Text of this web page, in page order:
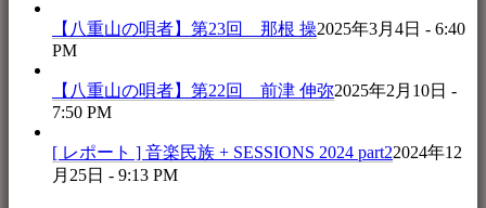
【八重山の唄者】第23回 那根 操2025年3月4日 - 6:40
PM
【八重山の唄者】第22回 前津 伸弥2025年2月10日 -
7:50 PM
[ レポート ] 音楽民族 + SESSIONS 2024 part22024年12
月25日 - 9:13 PM